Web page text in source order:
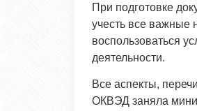
При подготовке
учесть все
воспользоваться
деятельности.
Все аспекты,
ОКВЭД заняла